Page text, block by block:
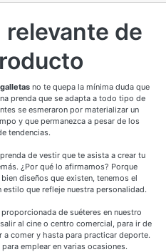
de
no te quepa la mínima duda que
prenda que se adapta a todo tipo de
se esmeraron por materializar un
y que permanezca a pesar de los
tendencias.
de vestir que te asista a crear tu
¿Por qué lo afirmamos? Porque
diseños que existen, tenemos el
que refleje nuestra personalidad.
de suéteres en nuestro
al cine o centro comercial, para ir de
a comer y hasta para practicar deporte.
emplear en varias ocasiones.